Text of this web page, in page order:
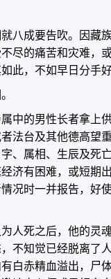
八成要告吹。因藏
尽的痛苦和灾难，
此，不如早日分手好
中的男性长者拿上
法台及其他德高望
、属相、生辰及死
济有困难，或短期
况时一并报告，好
人死之后，他的灵
不知觉已经脱离了
白赤精血溢出，尸